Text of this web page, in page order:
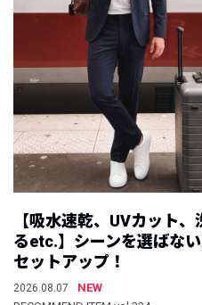
【吸水速乾、UVカット、
るetc.】シーンを選ばな
セットアップ！
2026.08.07
NEW